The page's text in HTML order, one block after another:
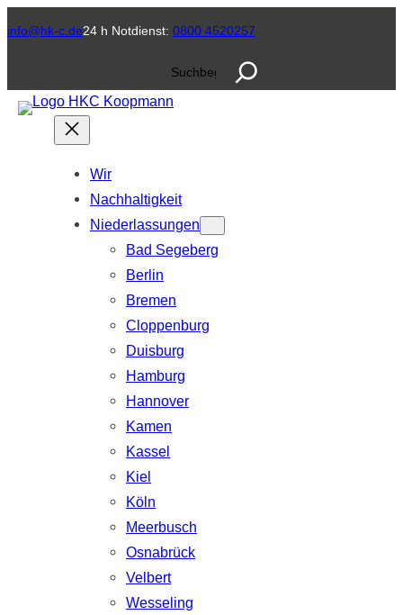
info@hk-c.de24 h Notdienst: 0800 4520257
S
u
n
Wir
Nachhaltigkeit
Niederlassungen
Bad Segeberg
Berlin
Bremen
Cloppenburg
Duisburg
Hamburg
Hannover
Kamen
Kassel
Kiel
Köln
Meerbusch
Osnabrück
Velbert
Wesseling